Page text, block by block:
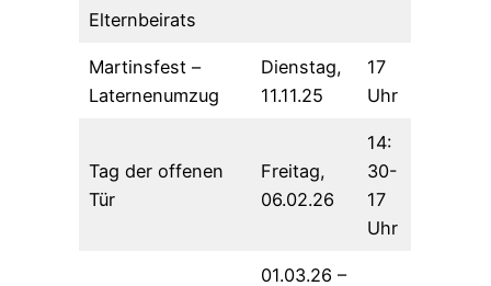
Elternbeirats
Martinsfest –
Laternenumzug
Dienstag,
11.11.25
17
Uhr
Tag der offenen
Tür
Freitag,
06.02.26
14:
30-
17
Uhr
01.03.26 –